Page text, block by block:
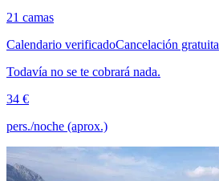
21 camas
Calendario verificadoCancelación gratuita
Todavía no se te cobrará nada.
34 €
pers./noche (aprox.)